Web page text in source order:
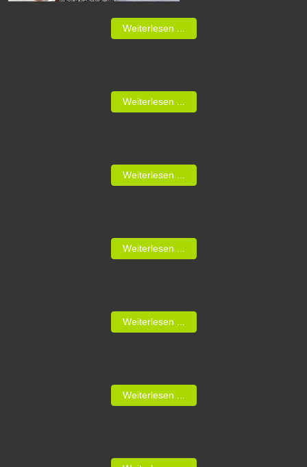
Weiterlesen ...
Weiterlesen ...
Weiterlesen ...
Weiterlesen ...
Weiterlesen ...
Weiterlesen ...